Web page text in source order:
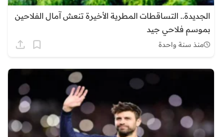
الجديدة.. التساقطات المطرية الأخيرة تنعش آمال الفلاحين
بموسم فلاحي جيد
منذ سنة واحدة